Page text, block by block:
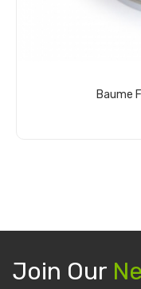
Baume
Join Our